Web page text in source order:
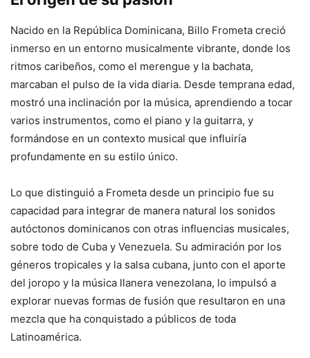
Nacido en la República Dominicana, Billo Frometa creció
inmerso en un entorno musicalmente vibrante, donde los
ritmos caribeños, como el merengue y la bachata,
marcaban el pulso de la vida diaria. Desde temprana edad,
mostró una inclinación por la música, aprendiendo a tocar
varios instrumentos, como el piano y la guitarra, y
formándose en un contexto musical que influiría
profundamente en su estilo único.
Lo que distinguió a Frometa desde un principio fue su
capacidad para integrar de manera natural los sonidos
autóctonos dominicanos con otras influencias musicales,
sobre todo de Cuba y Venezuela. Su admiración por los
géneros tropicales y la salsa cubana, junto con el aporte
del joropo y la música llanera venezolana, lo impulsó a
explorar nuevas formas de fusión que resultaron en una
mezcla que ha conquistado a públicos de toda
Latinoamérica.